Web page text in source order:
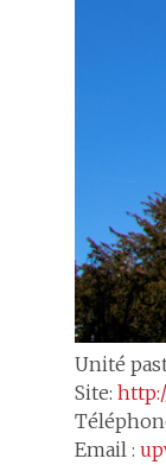
Unité
Site:
Email :